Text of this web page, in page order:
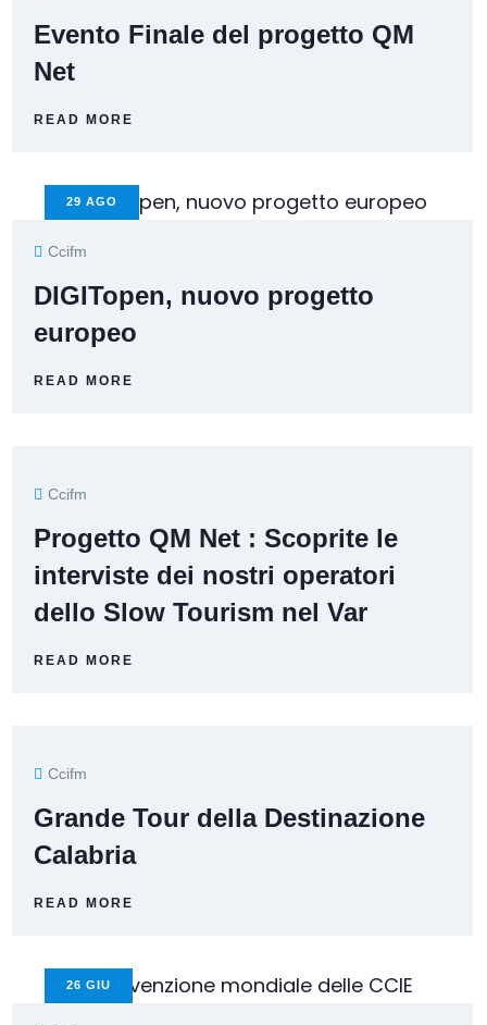
Evento Finale del progetto QM
Net
READ MORE
29 AGO
Ccifm
DIGITopen, nuovo progetto
europeo
READ MORE
Ccifm
Progetto QM Net : Scoprite le
interviste dei nostri operatori
dello Slow Tourism nel Var
READ MORE
Ccifm
Grande Tour della Destinazione
Calabria
READ MORE
26 GIU